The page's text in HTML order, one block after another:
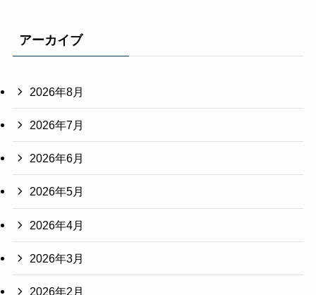
アーカイブ
2026年8月
2026年7月
2026年6月
2026年5月
2026年4月
2026年3月
2026年2月